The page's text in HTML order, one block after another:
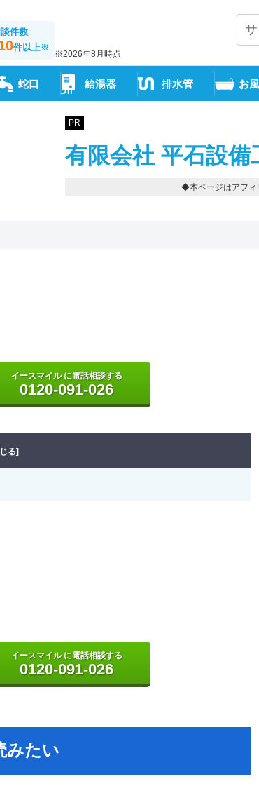
件数
件以上※
※2026年8月時点
蛇口 給湯器 排水管 お
PR
有限会社 平石設備
◆本ページはアフィ
イースマイル に電話相談する
0120-091-026
る]
イースマイル に電話相談する
0120-091-026
みたい